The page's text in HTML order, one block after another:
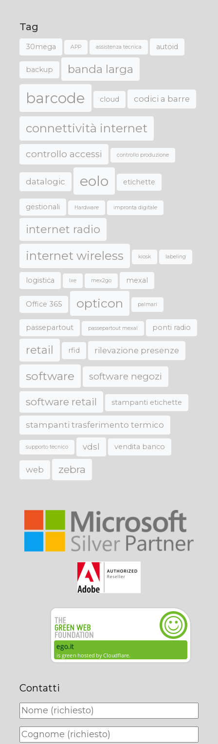
Tag
30mega APP assistenza tecnica autoid
backup banda larga
barcode cloud codici a barre
connettività internet
controllo accessi controllo produzione
datalogic eolo etichette
gestionali Hardware impronta digitale
internet radio
internet wireless kiosk labeling
logistica lxe mex2go mexal
Office 365 opticon palmari
passepartout passepartout mexal ponti radio
retail rfid rilevazione presenze
software software negozi
software retail stampanti etichette
stampanti trasferimento termico
supporto tecnico vdsl vendita banco
web zebra
Contatti